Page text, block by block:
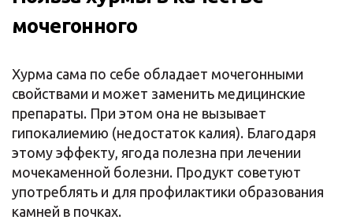
мочегонного
Хурма сама по себе обладает мочегонными
свойствами и может заменить медицинские
препараты. При этом она не вызывает
гипокалиемию (недостаток калия). Благодаря
этому эффекту, ягода полезна при лечении
мочекаменной болезни. Продукт советуют
употреблять и для профилактики образования
камней в почках.